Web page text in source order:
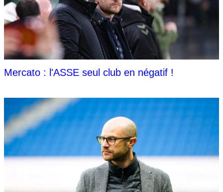
Mercato : l'ASSE seul club en négatif !